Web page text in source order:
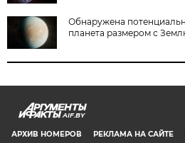
Обнаружена
планета размером с
AIF.BY
АРХИВ НОМЕРОВ РЕКЛАМА НА САЙТЕ